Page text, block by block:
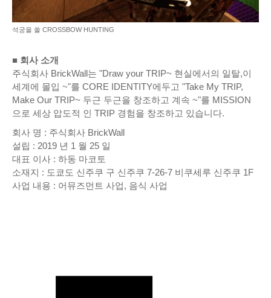
석궁을 쏠 CROSSBOW HUNTING
■ 회사 소개
주식회사 BrickWall는 "Draw your TRIP~ 현실에서의 일탈,이
세계에 몰입 ~"를 CORE IDENTITY에두고 "Take My TRIP,
Make Our TRIP~ 두근 두근을 창조하고 계속 ~"를 MISSION
으로 세상 압도적 인 TRIP 경험을 창조하고 있습니다.
회사 명 : 주식회사 BrickWall
설립 : 2019 년 1 월 25 일
대표 이사 : 하동 마코토
소재지 : 도쿄도 신주쿠 구 신주쿠 7-26-7 비쿠세루 신주쿠 1F
사업 내용 : 어뮤즈먼트 사업, 음식 사업